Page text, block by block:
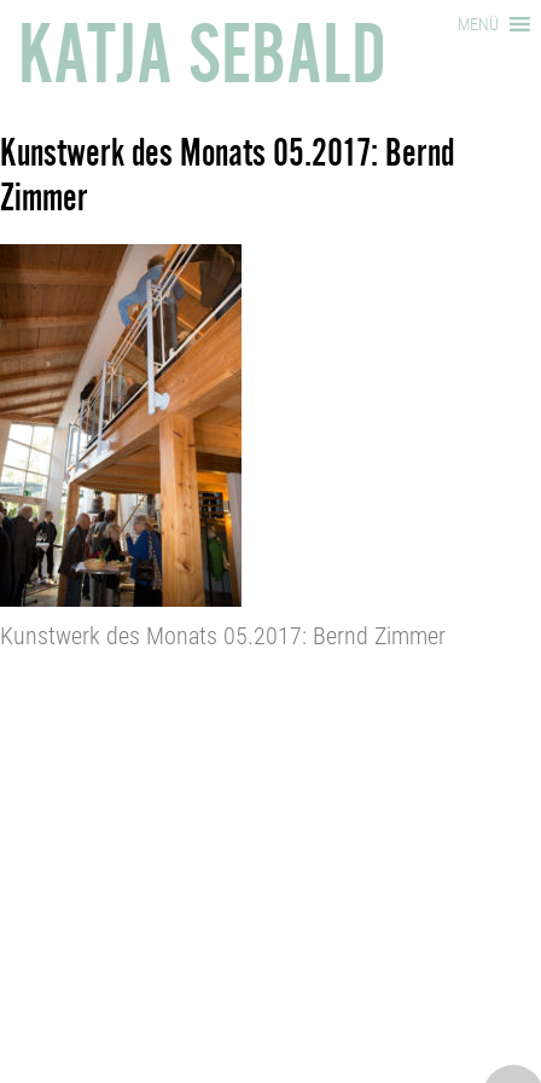
KATJA SEBALD MENÜ
Kunstwerk des Monats 05.2017: Bernd
Zimmer
Kunstwerk des Monats 05.2017: Bernd Zimmer